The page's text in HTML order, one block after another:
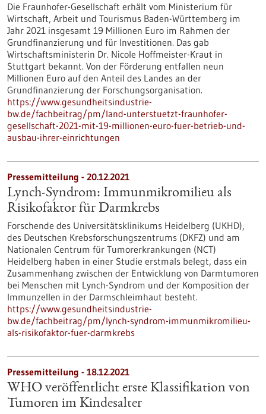
Die Fraunhofer-Gesellschaft erhält vom Ministerium für
Wirtschaft, Arbeit und Tourismus Baden-Württemberg im
Jahr 2021 insgesamt 19 Millionen Euro im Rahmen der
Grundfinanzierung und für Investitionen. Das gab
Wirtschaftsministerin Dr. Nicole Hoffmeister-Kraut in
Stuttgart bekannt. Von der Förderung entfallen neun
Millionen Euro auf den Anteil des Landes an der
Grundfinanzierung der Forschungsorganisation.
https://www.gesundheitsindustrie-
bw.de/fachbeitrag/pm/land-unterstuetzt-fraunhofer-
gesellschaft-2021-mit-19-millionen-euro-fuer-betrieb-und-
ausbau-ihrer-einrichtungen
Pressemitteilung - 20.12.2021
Lynch-Syndrom: Immunmikromilieu als
Risikofaktor für Darmkrebs
Forschende des Universitätsklinikums Heidelberg (UKHD),
des Deutschen Krebsforschungszentrums (DKFZ) und am
Nationalen Centrum für Tumorerkrankungen (NCT)
Heidelberg haben in einer Studie erstmals belegt, dass ein
Zusammenhang zwischen der Entwicklung von Darmtumoren
bei Menschen mit Lynch-Syndrom und der Komposition der
Immunzellen in der Darmschleimhaut besteht.
https://www.gesundheitsindustrie-
bw.de/fachbeitrag/pm/lynch-syndrom-immunmikromilieu-
als-risikofaktor-fuer-darmkrebs
Pressemitteilung - 18.12.2021
WHO veröffentlicht erste Klassifikation von
Tumoren im Kindesalter